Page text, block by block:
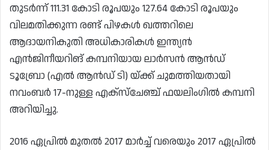
തുടർന്ന് 111.31 കോടി രൂപയും 127.64 കോടി രൂപയും
വിലമതിക്കുന്ന രണ്ട് പിഴകൾ ഖത്തറിലെ
ആദായനികുതി അധികാരികൾ ഇന്ത്യൻ
എൻജിനീയറിങ് കമ്പനിയായ ലാർസൻ ആൻഡ്
ടൂബ്രോ (എൽ ആൻഡ് ടി) യ്ക്ക് ചുമത്തിയതായി
നവംബർ 17-നുള്ള എക്‌സ്‌ചേഞ്ച് ഫയലിംഗിൽ കമ്പനി
അറിയിച്ചു.
2016 ഏപ്രിൽ മുതൽ 2017 മാർച്ച് വരെയും 2017 ഏപ്രിൽ